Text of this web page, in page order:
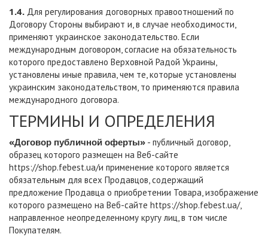
1.4. Для регулирования договорных правоотношений по
Договору Стороны выбирают и, в случае необходимости,
применяют украинское законодательство. Если
международным договором, согласие на обязательность
которого предоставлено Верховной Радой Украины,
установлены иные правила, чем те, которые установлены
украинским законодательством, то применяются правила
международного договора.
ТЕРМИНЫ И ОПРЕДЕЛЕНИЯ
«Договор публичной оферты» - публичный договор,
образец которого размещен на Веб-сайте
https://shop.febest.ua/и применение которого является
обязательным для всех Продавцов, содержащий
предложение Продавца о приобретении Товара, изображение
которого размещено на Веб-сайте https://shop.febest.ua/,
направленное неопределенному кругу лиц, в том числе
Покупателям.